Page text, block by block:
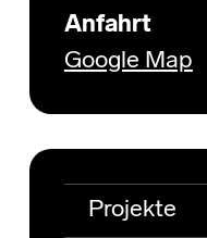
Anfahrt
Google Map
Projekte